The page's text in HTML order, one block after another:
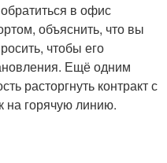
в офис
объяснить, что вы
чтобы его
Ещё одним
расторгнуть контракт с
на горячую линию.